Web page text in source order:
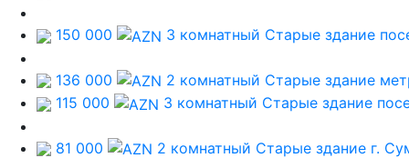
150 000 3 комнатный Старые здание
136 000 2 комнатный Старые здание
115 000
3 комнатный Старые здание
81 000 2 комнатный Старые здание г.